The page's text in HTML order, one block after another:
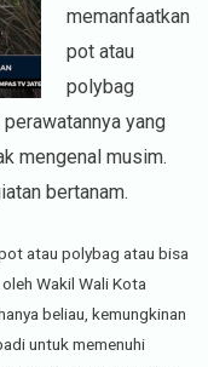
memanfaatkan
pot atau
polybag
yang
mengenal musim.
bertanam.
atau polybag atau bisa
Wakil Wali Kota
beliau, kemungkinan
untuk memenuhi